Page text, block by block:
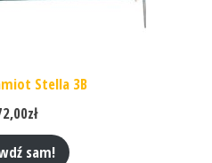
Stella 3B
zł
sam!